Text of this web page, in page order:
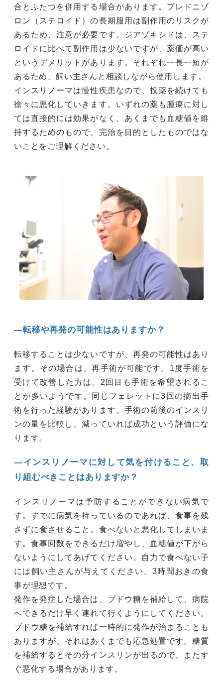
合とふたつを併用する場合があります。プレドニゾ
ロン（ステロイド）の長期服用は副作用のリスクが
あるため、注意が必要です。ジアゾキシドは、ステ
ロイドに比べて副作用は少ないですが、薬価が高い
というデメリットがあります。それぞれ一長一短が
あるため、飼い主さんと相談しながら使用します。
インスリノーマは慢性疾患なので、投薬を続けても
徐々に悪化していきます。いずれの薬も腫瘍に対し
ては直接的には効果がなく、あくまでも血糖値を維
持するためのもので、完治を目的としたものではな
いことをご理解ください。
―転移や再発の可能性はありますか？
転移することは少ないですが、再発の可能性はあり
ます。その場合は、再手術が可能です。1度手術を
受けて改善した方は、2回目も手術を希望されるこ
とが多いようです。同じフェレットに3回の摘出手
術を行った経験があります。手術の前後のインスリ
ンの量を比較し、減っていれば成功という評価にな
ります。
―インスリノーマに対して気を付けること、取
り組むべきことはありますか？
インスリノーマは予防することができない病気で
す。すでに病気を持っているのであれば、食事を残
さずに食させること。食べないと悪化してしまいま
す。食事回数をできるだけ増やし、血糖値が下がら
ないようにしてあげてください。自力で食べない子
には飼い主さんが与えてください。3時間おきの食
事が理想です。
発作を発症した場合は、ブドウ糖を補給して、病院
へできるだけ早く連れて行くようにしてください。
ブドウ糖を補給すれば一時的に発作が治まることも
ありますが、それはあくまでも応急処置です。糖質
を補給するとその分インスリンが出るので、またす
ぐ悪化する場合があります。